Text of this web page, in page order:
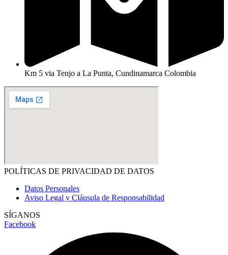
Km 5 via Tenjo a La Punta, Cundinamarca Colombia
POLÍTICAS DE PRIVACIDAD DE DATOS
Datos Personales
Aviso Legal y Cláusula de Responsabilidad
SÍGANOS
Facebook